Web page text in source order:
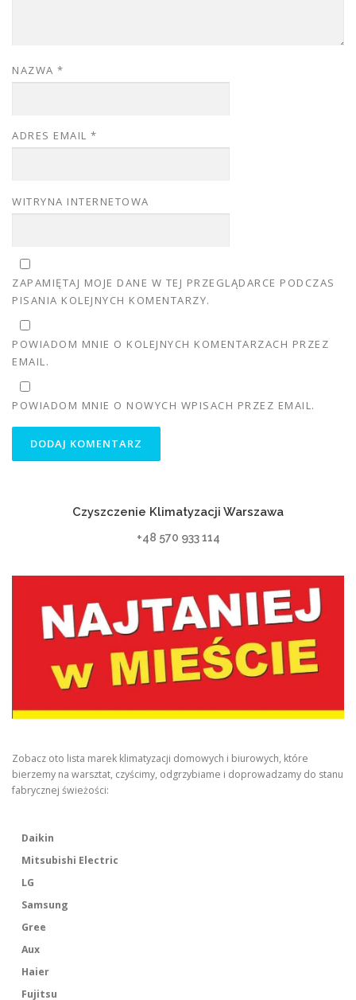
NAZWA *
ADRES EMAIL *
WITRYNA INTERNETOWA
ZAPAMIĘTAJ MOJE DANE W TEJ PRZEGLĄDARCE PODCZAS
PISANIA KOLEJNYCH KOMENTARZY.
POWIADOM MNIE O KOLEJNYCH KOMENTARZACH PRZEZ
EMAIL.
POWIADOM MNIE O NOWYCH WPISACH PRZEZ EMAIL.
Czyszczenie Klimatyzacji Warszawa
+48 570 933 114
Zobacz oto lista marek klimatyzacji domowych i biurowych, które
bierzemy na warsztat, czyścimy, odgrzybiame i doprowadzamy do stanu
fabrycznej świeżości:
Daikin
Mitsubishi Electric
LG
Samsung
Gree
Aux
Haier
Fujitsu